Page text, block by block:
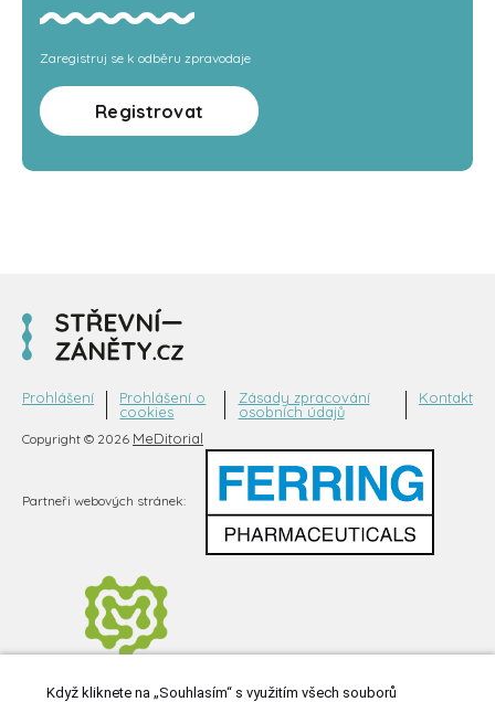
Zaregistruj se k odběru zpravodaje
Registrovat
Copyright © 2026 MeDitorial
Prohlášení
Prohlášení o
cookies
Zásady zpracování
osobních údajů
Kontakt
Partneři webových stránek:
Když kliknete na „Souhlasím“ s využitím všech souborů